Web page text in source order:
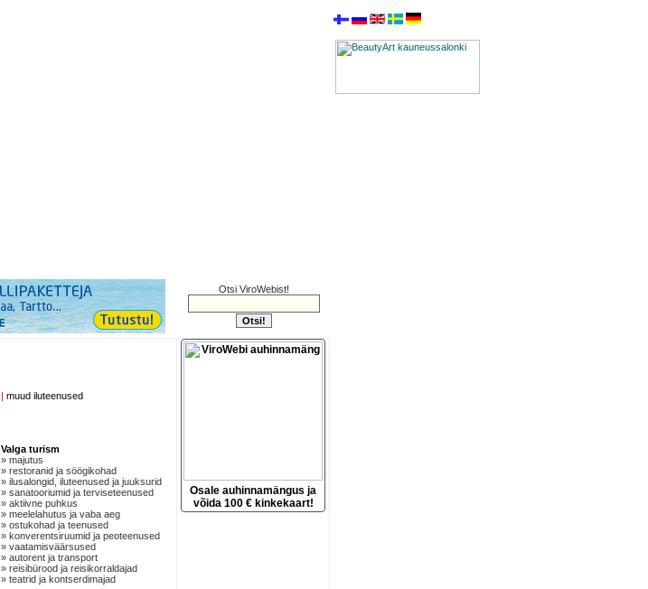
Otsi ViroWebist!
|muud iluteenused
Valga turism
» majutus
» restoranid ja söögikohad
» ilusalongid, iluteenused ja juuksurid
» sanatooriumid ja terviseteenused
» aktiivne puhkus
» meelelahutus ja vaba aeg
» ostukohad ja teenused
» konverentsiruumid ja peoteenused
» vaatamisväärsused
» autorent ja transport
» reisibürood ja reisikorraldajad
» teatrid ja kontserdimajad
Osale auhinnamängus ja
võida 100 € kinkekaart!